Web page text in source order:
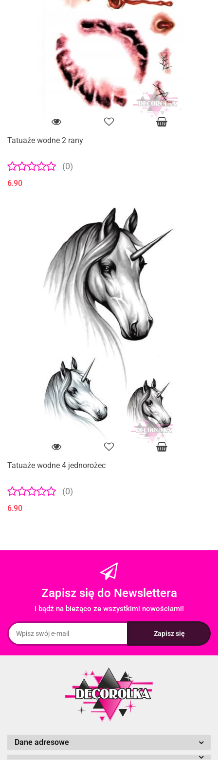
Tatuaże wodne 2 rany
(0)
6.90
Tatuaże wodne 4 jednorożec
(0)
6.90
Zapisz się do Newslettera
I bądź na bieżąco ze wszystkimi nowościami!
Dane adresowe